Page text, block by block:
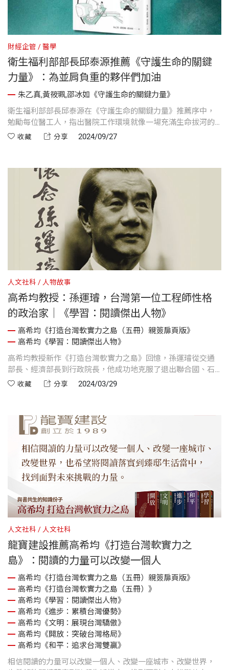
財經企管 醫學
衛生福利部部長邱泰源推薦《守護生命的關鍵
力量》：為並肩負重的夥伴們加油
朱乙真,黃筱珮,邵冰如《守護生命的關鍵力量》
衛生福利部部長邱泰源在《守護生命的關鍵力量》推薦序中，
勉勵每位醫工人，指出醫院工作環境就像一場充滿生命拔河的
角力。在開刀房或診療現場，儀器一旦發生故障，醫工師需在
收藏 分享 2024/09/27
人文社科 人物故事
高希均教授：孫運璿，台灣第一位工程師性格
的政治家｜《學習：閱讀傑出人物》
高希均《打造台灣軟實力之島（五冊）親簽扉頁版》
高希均《學習：閱讀傑出人物》
高希均教授新作《打造台灣軟實力之島》回憶，孫運璿從交通
部長、經濟部長到行政院長，他成功地克服了退出聯合國、石
油風暴、中日斷交、中美斷交等的衝擊，又克服了重重困難，
動，更產生了深遠的影響。
收藏 分享 2024/03/29
人文社科 人文社科
龍寶建設推薦高希均《打造台灣軟實力之
島》：閱讀的力量可以改變一個人
高希均《打造台灣軟實力之島（五冊）親簽扉頁版》
高希均《打造台灣軟實力之島（五冊）》
高希均《學習：閱讀傑出人物》
高希均《進步：累積台灣優勢》
高希均《文明：展現台灣驕傲》
高希均《開放：突破台灣格局》
高希均《和平：追求台灣雙贏》
相信閱讀的力量可以改變一個人、改變一座城市、改變世界，